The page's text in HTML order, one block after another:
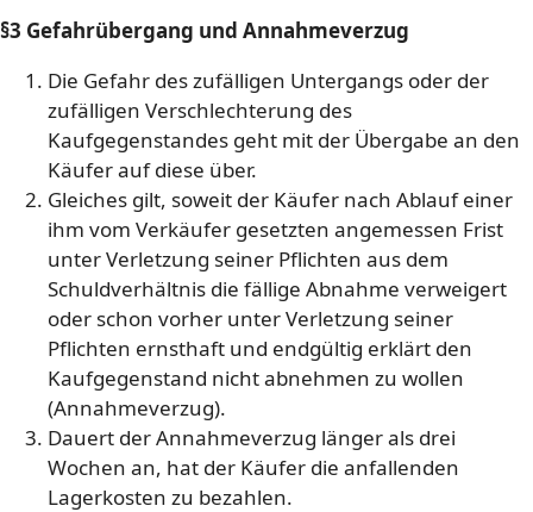
§3 Gefahrübergang und Annahmeverzug
Die Gefahr des zufälligen Untergangs oder der
zufälligen Verschlechterung des
Kaufgegenstandes geht mit der Übergabe an den
Käufer auf diese über.
Gleiches gilt, soweit der Käufer nach Ablauf einer
ihm vom Verkäufer gesetzten angemessen Frist
unter Verletzung seiner Pflichten aus dem
Schuldverhältnis die fällige Abnahme verweigert
oder schon vorher unter Verletzung seiner
Pflichten ernsthaft und endgültig erklärt den
Kaufgegenstand nicht abnehmen zu wollen
(Annahmeverzug).
Dauert der Annahmeverzug länger als drei
Wochen an, hat der Käufer die anfallenden
Lagerkosten zu bezahlen.